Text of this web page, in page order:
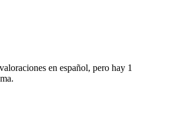
en español, pero hay 1